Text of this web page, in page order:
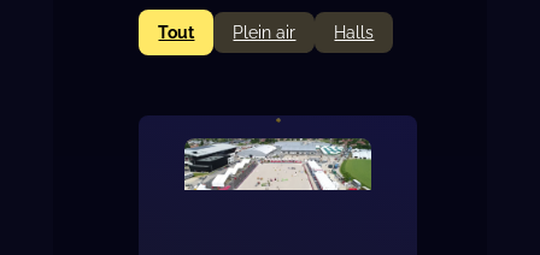
Tout Plein air Halls